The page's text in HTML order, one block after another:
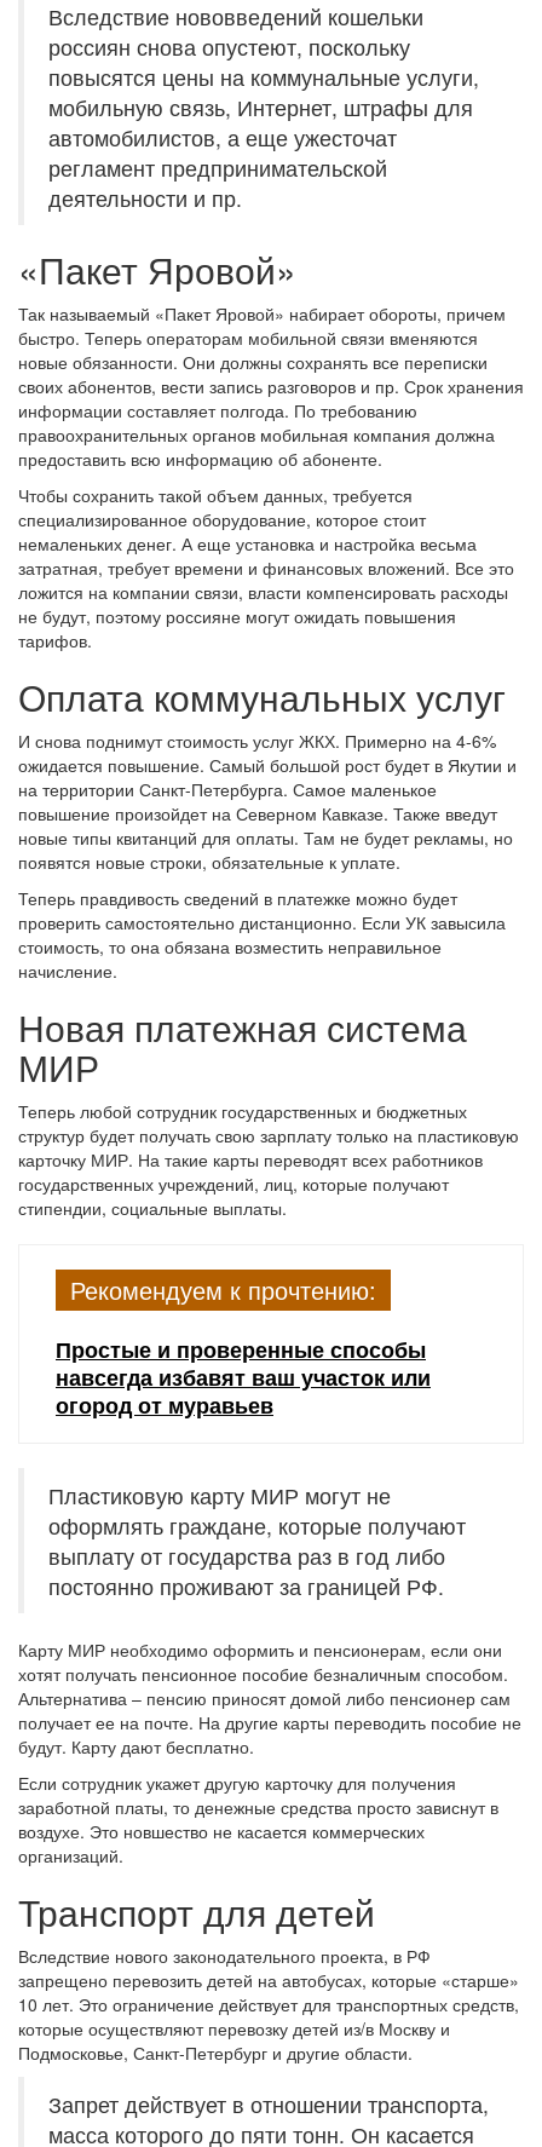
Вследствие нововведений кошельки
россиян снова опустеют, поскольку
повысятся цены на коммунальные услуги,
мобильную связь, Интернет, штрафы для
автомобилистов, а еще ужесточат
регламент предпринимательской
деятельности и пр.
«Пакет Яровой»
Так называемый «Пакет Яровой» набирает обороты, причем
быстро. Теперь операторам мобильной связи вменяются
новые обязанности. Они должны сохранять все переписки
своих абонентов, вести запись разговоров и пр. Срок хранения
информации составляет полгода. По требованию
правоохранительных органов мобильная компания должна
предоставить всю информацию об абоненте.
Чтобы сохранить такой объем данных, требуется
специализированное оборудование, которое стоит
немаленьких денег. А еще установка и настройка весьма
затратная, требует времени и финансовых вложений. Все это
ложится на компании связи, власти компенсировать расходы
не будут, поэтому россияне могут ожидать повышения
тарифов.
Оплата коммунальных услуг
И снова поднимут стоимость услуг ЖКХ. Примерно на 4-6%
ожидается повышение. Самый большой рост будет в Якутии и
на территории Санкт-Петербурга. Самое маленькое
повышение произойдет на Северном Кавказе. Также введут
новые типы квитанций для оплаты. Там не будет рекламы, но
появятся новые строки, обязательные к уплате.
Теперь правдивость сведений в платежке можно будет
проверить самостоятельно дистанционно. Если УК завысила
стоимость, то она обязана возместить неправильное
начисление.
Новая платежная система
МИР
Теперь любой сотрудник государственных и бюджетных
структур будет получать свою зарплату только на пластиковую
карточку МИР. На такие карты переводят всех работников
государственных учреждений, лиц, которые получают
стипендии, социальные выплаты.
Рекомендуем к прочтению:
Простые и проверенные способы
навсегда избавят ваш участок или
огород от муравьев
Пластиковую карту МИР могут не
оформлять граждане, которые получают
выплату от государства раз в год либо
постоянно проживают за границей РФ.
Карту МИР необходимо оформить и пенсионерам, если они
хотят получать пенсионное пособие безналичным способом.
Альтернатива – пенсию приносят домой либо пенсионер сам
получает ее на почте. На другие карты переводить пособие не
будут. Карту дают бесплатно.
Если сотрудник укажет другую карточку для получения
заработной платы, то денежные средства просто зависнут в
воздухе. Это новшество не касается коммерческих
организаций.
Транспорт для детей
Вследствие нового законодательного проекта, в РФ
запрещено перевозить детей на автобусах, которые «старше»
10 лет. Это ограничение действует для транспортных средств,
которые осуществляют перевозку детей из/в Москву и
Подмосковье, Санкт-Петербург и другие области.
Запрет действует в отношении транспорта,
масса которого до пяти тонн. Он касается